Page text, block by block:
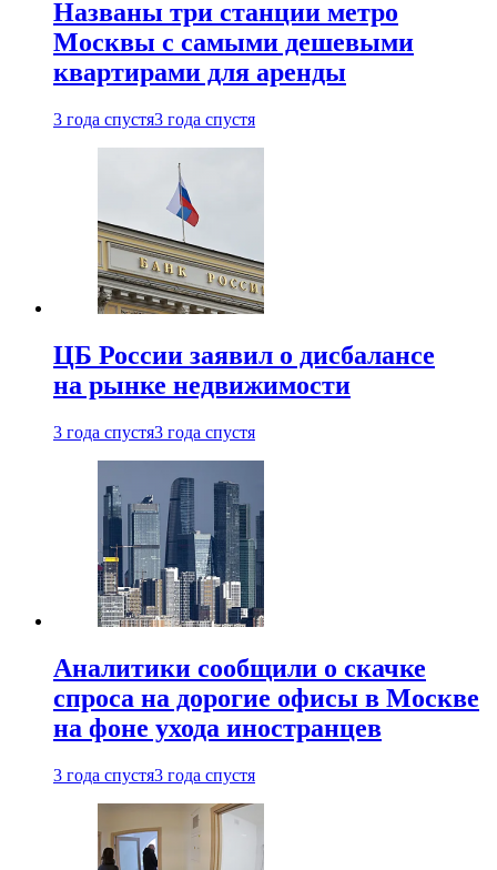
Названы три станции метро
Москвы с самыми дешевыми
квартирами для аренды
3 года спустя3 года спустя
ЦБ России заявил о дисбалансе
на рынке недвижимости
3 года спустя3 года спустя
Аналитики сообщили о скачке
спроса на дорогие офисы в Москве
на фоне ухода иностранцев
3 года спустя3 года спустя